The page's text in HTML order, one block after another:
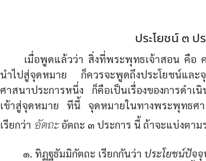
ประโยชน์ ๓ ป
เมื่อพูดแล้วว่า สิ่งที่พระพุทธเจ้าสอน คือ
นำไปสู่จุดหมาย ก็ควรจะพูดถึงประโยชน์แล
ศาสนาประการหนึ่ง ก็คือเป็นเรื่องของการดำ
เข้าสู่จุดหมาย ทีนี้ จุดหมายในทางพระพุทธศ
เรียกว่า อัตถะอัตถะ ๓ ประการ นี้ ถ้าจะแบ่งตาม
๑. ทิฏฐธัมมิกัตถะ เรียกกันว่า ประโยชน์ปัจ